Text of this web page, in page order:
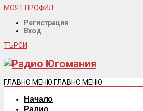
МОЯТ ПРОФИЛ
Регистрация
Вход
ТЪРСИ
ГЛАВНО МЕНЮ ГЛАВНО МЕНЮ
Начало
Радио